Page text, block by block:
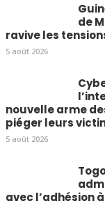
de
ravive les
5 août 2026
nouvelle arme
piéger leurs
5 août 2026
avec l’adhésion